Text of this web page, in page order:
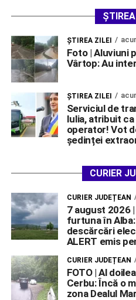
ŞTIREA ZILEI
Foto | Aluviuni
Vârtop: Au
ŞTIREA ZILEI
Serviciul de
Iulia, atribuit
operator! Vot
ședinței
CURIER
CURIER JUDEȚEAN
7 august 2026
furtuna în
descărcări
ALERT emis
CURIER JUDEȚEAN
FOTO | Al
Cerbu: Încă o
zona Dealul